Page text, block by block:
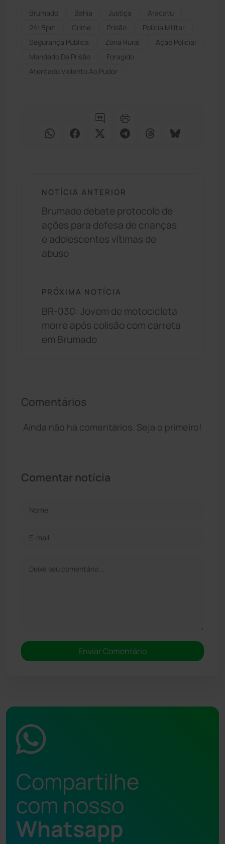
Brumado Bahia Justiça
Aracatu
24º Bpm
Crime Prisão
Polícia Militar
Segurança Pública
Zona Rural
Ação Policial
Mandado De Prisão
Foragido
Atentado Violento Ao Pudor
NOTÍCIA ANTERIOR
Brumado debate protocolo de
ações para defesa de crianças
e adolescentes vítimas de
abuso
PRÓXIMA NOTÍCIA
BR-030: Jovem de motocicleta
morre após colisão com carreta
em Brumado
Comentários
Ainda não há comentários. Seja o primeiro!
Comentar notícia
Compartilhe
com nosso
Whatsapp